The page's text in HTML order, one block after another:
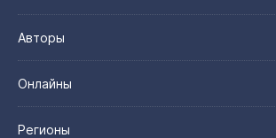
Авторы
Онлайны
Регионы